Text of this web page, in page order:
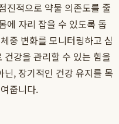
진적으로 약물 의존도를 줄
에 자리 잡을 수 있도록 돕
중 변화를 모니터링하고 심
강을 관리할 수 있는 힘을
, 장기적인 건강 유지를 목
줍니다.